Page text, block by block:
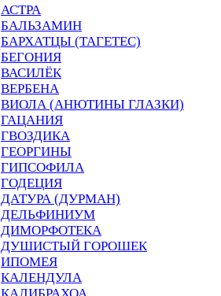
АСТРА
БАЛЬЗАМИН
БАРХАТЦЫ (ТАГЕТЕС)
БЕГОНИЯ
ВАСИЛЁК
ВЕРБЕНА
ВИОЛА (АНЮТИНЫ ГЛАЗКИ)
ГАЦАНИЯ
ГВОЗДИКА
ГЕОРГИНЫ
ГИПСОФИЛА
ГОДЕЦИЯ
ДАТУРА (ДУРМАН)
ДЕЛЬФИНИУМ
ДИМОРФОТЕКА
ДУШИСТЫЙ ГОРОШЕК
ИПОМЕЯ
КАЛЕНДУЛА